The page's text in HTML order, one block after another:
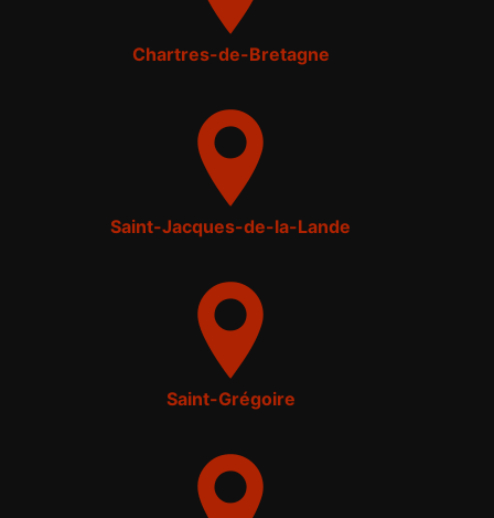
Chartres-de-Bretagne
Saint-Jacques-de-la-Lande
Saint-Grégoire